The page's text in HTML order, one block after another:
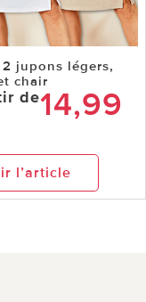
jupons légers,
chair
de14,99
l’article